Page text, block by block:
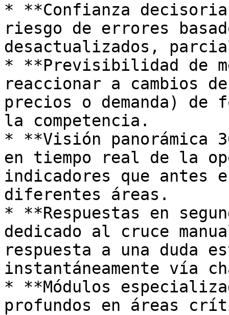
* **Confianza
riesgo de errores
desactualizados,
* **Previsibilidad de
reaccionar a cambios
precios o demanda) de
la competencia.
* **Visión panorámica
en tiempo real de la
indicadores que antes
diferentes áreas.
* **Respuestas en
dedicado al cruce
respuesta a una duda
instantáneamente vía
* **Módulos
profundos en áreas